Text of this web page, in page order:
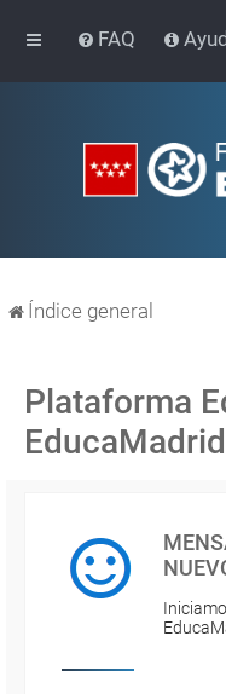
FAQ
Índice general
Plataforma
EducaMadrid